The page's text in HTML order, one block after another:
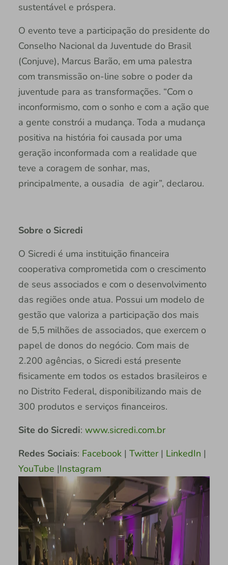
sustentável e próspera.
O evento teve a participação do presidente do
Conselho Nacional da Juventude do Brasil
(Conjuve), Marcus Barão, em uma palestra
com transmissão on-line sobre o poder da
juventude para as transformações. “Com o
inconformismo, com o sonho e com a ação que
a gente constrói a mudança. Toda a mudança
positiva na história foi causada por uma
geração inconformada com a realidade que
teve a coragem de sonhar, mas,
principalmente, a ousadia de agir”, declarou.
Sobre o Sicredi
O Sicredi é uma instituição financeira
cooperativa comprometida com o crescimento
de seus associados e com o desenvolvimento
das regiões onde atua. Possui um modelo de
gestão que valoriza a participação dos mais
de 5,5 milhões de associados, que exercem o
papel de donos do negócio. Com mais de
2.200 agências, o Sicredi está presente
fisicamente em todos os estados brasileiros e
no Distrito Federal, disponibilizando mais de
300 produtos e serviços financeiros.
Site do Sicredi: www.sicredi.com.br
Redes Sociais: Facebook | Twitter | LinkedIn |
YouTube |Instagram